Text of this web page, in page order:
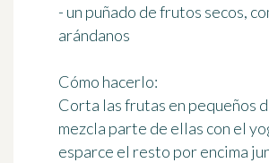
- un puñado de frutos secos,
arándanos
Cómo hacerlo:
Corta las frutas en pequeños
mezcla parte de ellas con el
esparce el resto por encima